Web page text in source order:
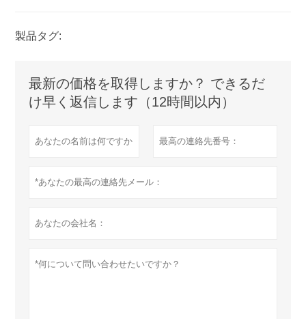
製品タグ:
最新の価格を取得しますか？ できるだ
け早く返信します（12時間以内）